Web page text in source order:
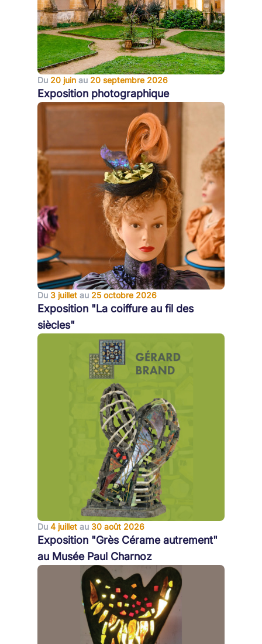
Du 20 juin au 20 septembre 2026
Exposition photographique
Du 3 juillet au 25 octobre 2026
Exposition "La coiffure au fil des
siècles"
Du 4 juillet au 30 août 2026
Exposition "Grès Cérame autrement"
au Musée Paul Charnoz